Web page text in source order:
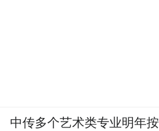
中传多个艺术类专业明年按